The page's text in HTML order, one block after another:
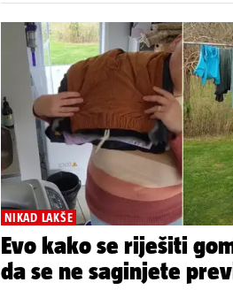
NIKAD LAKŠE
Evo kako se riješiti
da se ne saginjete